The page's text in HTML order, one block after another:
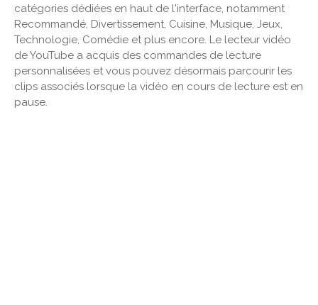
catégories dédiées en haut de l'interface, notamment
Recommandé, Divertissement, Cuisine, Musique, Jeux,
Technologie, Comédie et plus encore. Le lecteur vidéo
de YouTube a acquis des commandes de lecture
personnalisées et vous pouvez désormais parcourir les
clips associés lorsque la vidéo en cours de lecture est en
pause.